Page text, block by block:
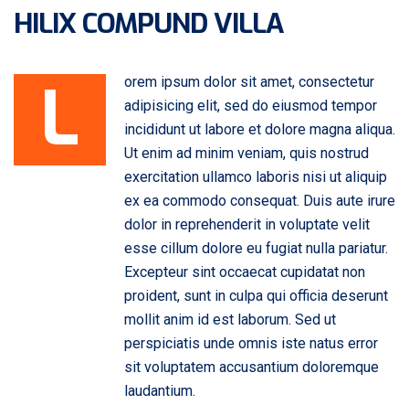
HILIX COMPUND VILLA
L
orem ipsum dolor sit amet, consectetur
adipisicing elit, sed do eiusmod tempor
incididunt ut labore et dolore magna aliqua.
Ut enim ad minim veniam, quis nostrud
exercitation ullamco laboris nisi ut aliquip
ex ea commodo consequat. Duis aute irure
dolor in reprehenderit in voluptate velit
esse cillum dolore eu fugiat nulla pariatur.
Excepteur sint occaecat cupidatat non
proident, sunt in culpa qui officia deserunt
mollit anim id est laborum. Sed ut
perspiciatis unde omnis iste natus error
sit voluptatem accusantium doloremque
laudantium.